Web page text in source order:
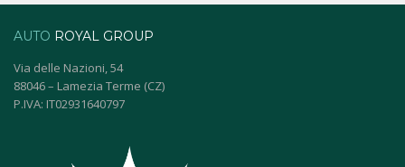
AUTO ROYAL GROUP
Via delle Nazioni, 54
88046 – Lamezia Terme (CZ)
P.IVA: IT02931640797